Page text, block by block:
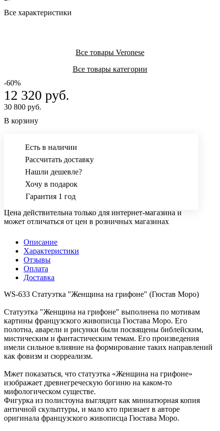
Все характеристики
Все товары Veronese
Все товары категории
-60%
12 320 руб.
30 800 руб.
В корзину
Есть в наличии
Рассчитать доставку
Нашли дешевле?
Хочу в подарок
Гарантия 1 год
Цена действительна только для интернет-магазина и
может отличаться от цен в розничных магазинах
Описание
Характеристики
Отзывы
Оплата
Доставка
WS-633 Статуэтка "Женщина на грифоне" (Гюстав Моро)
Статуэтка "Женщина на грифоне" выполнена по мотивам
картины французского живописца Гюстава Моро. Его
полотна, аварели и рисунки были посвящены библейским,
мистическим и фантастическим темам. Его произведения
имели сильное влияние на формирование таких направлений
как фовизм и сюрреализм.
Мжет показаться, что статуэтка «Женщина на грифоне»
изображает древнегреческую богиню на каком-то
мифологическом существе.
Фигурка из полистоуна выглядит как миниатюрная копия
античной скульптуры, и мало кто признает в авторе
оригинала французского живописца Гюстава Моро.